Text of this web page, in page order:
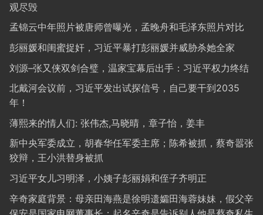
观尽毁
孟锦云中年照片被唐师曾曝光，孟晚舟和毛泽东照片对比
彭丽媛和闺蜜捉奸，习近平暴打彭丽媛并威胁杀她全家
刘源–张又侠双剑合璧，温家宝幕后出手：习近平权力终结
北戴河会议前，习近平发出试探信号，自己要干到2035
年！
薄熙来的情人们: 张伟杰,马晓晴，章子怡，姜丰
新中央军委成立，胡春华任军委主席；陈希被抓，蔡奇嚣张
狡辩，王小洪替身被抓
习近平女儿习明泽，小姨子彭丽娟和侄子齐明正
辛奇家庭背景：母亲田海燕是徐明遗孀田海蓉妹妹，假父辛